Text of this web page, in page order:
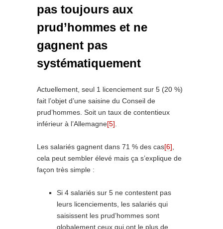
pas toujours aux
prud’hommes et ne
gagnent pas
systématiquement
Actuellement, seul 1 licenciement sur 5 (20 %)
fait l’objet d’une saisine du Conseil de
prud’hommes. Soit un taux de contentieux
inférieur à l’Allemagne[5]
Les salariés gagnent dans 71 % des cas[6]
cela peut sembler élevé mais ça s’explique de
façon très simple :
Si 4 salariés sur 5 ne contestent pas
leurs licenciements, les salariés qui
saisissent les prud’hommes sont
globalement ceux qui ont le plus de